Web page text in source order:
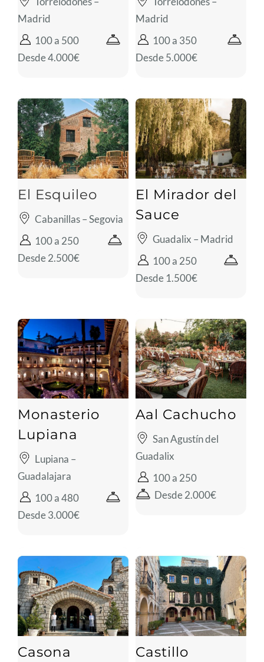
Madrid
100 a 500
Desde 4.000€
Madrid
100 a 350
Desde 5.000€
El Esquileo
Cabanillas – Segovia
100 a 250
Desde 2.500€
El Mirador del
Sauce
Guadalix – Madrid
100 a 250
Desde 1.500€
Monasterio
Lupiana
Lupiana –
Guadalajara
100 a 480
Desde 3.000€
Aal Cachucho
San Agustín del
Guadalix
100 a 250
Desde 2.000€
Casona
Castillo